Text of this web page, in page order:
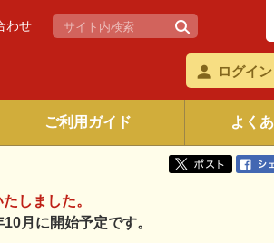
わせ
ログイン
ご利用ガイド よく
しました。
月に開始予定です。